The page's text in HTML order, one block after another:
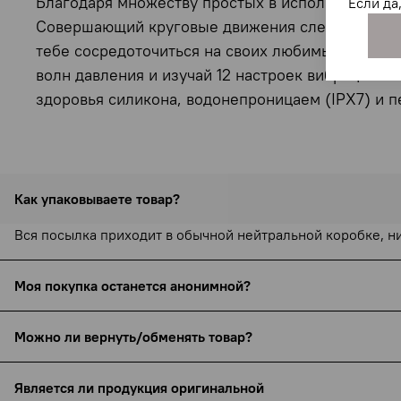
Совершающий круговые движения слегка
тебе сосредоточиться на своих любимых
волн давления и изучай 12 настроек вибрации
здоровья силикона, водонепроницаем (IPX7) и
Как упаковываете товар?
Вся посылка приходит в обычной нейтральной коробке,
Моя покупка останется анонимной?
бренда (например, Pjur или Bijoux Indiscrets), но ни
Упаковка всегда нейтральная, курьеры не видят
Можно ли вернуть/обменять товар?
ссылке:https://www.yobobo.ru/page/exchange
Является ли продукция оригинальной